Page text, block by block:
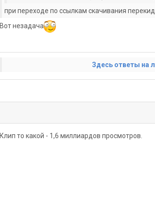
при переходе по ссылкам скачивания
Вот незадача
Здесь ответы на
Клип то какой - 1,6 миллиардов просмотров.